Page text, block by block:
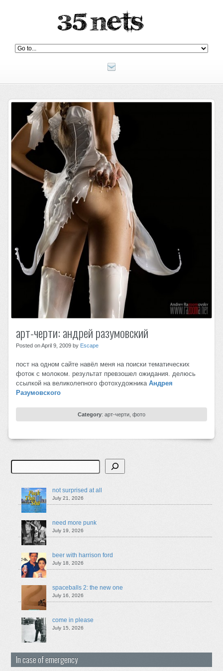
арт-черти: андрей разумовский
Posted on April 9, 2009 by Escape
пост на одном сайте навёл меня на поиски тематических
фоток с молоком. результат превзошел ожидания. делюсь
ссылкой на великолепного фотохудожника Андрея
Разумовского
Category: арт-черти фото
Search
not surprised at all
July 21, 2026
need more punk
July 19, 2026
beer with harrison ford
July 18, 2026
spaceballs 2: the new one
July 16, 2026
come in please
July 15, 2026
In case of emergency